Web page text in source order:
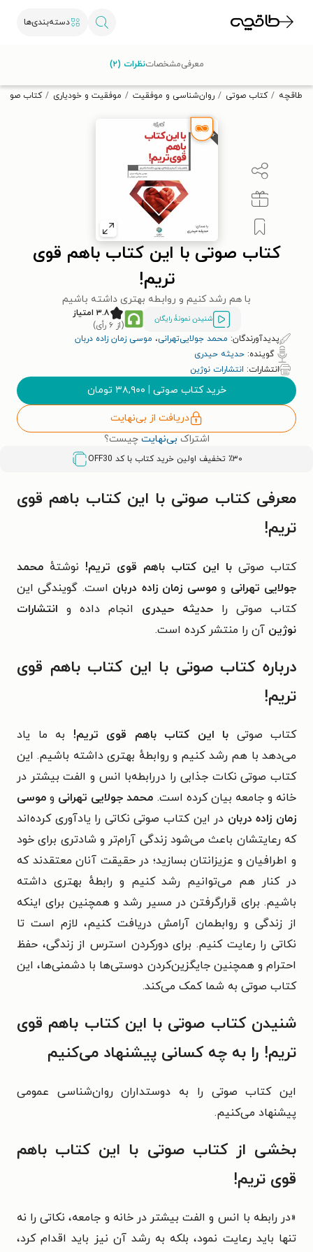
دسته‌بندی‌ها
تخفیف از طاقچه دریافت کن.
طاقچه کتاب صوتی روان‌شناسی و موفقیت موفقیت و خودیاری کتاب صوتی
کتاب صوتی با این کتاب باهم قوی
تریم!
با هم رشد کنیم و روابطه بهتری داشته باشیم
شنیدن نمونۀ رایگان
۳.۸ امتیاز
(از ۶ رأی)
پدیدآورندگان: محمد جولایی‌تهرانی، موسی زمان زاده دربان
گوینده: حدیثه حیدری
انتشارات: انتشارات نوژین
خرید کتاب صوتی | ۳۸,۹۰۰ تومان
دریافت از بی‌نهایت
اشتراک بی‌نهایت چیست؟
٪۳۰ تخفیف اولین خرید کتاب با کد OFF30
معرفیمشخصاتنظرات (۲)
معرفی کتاب صوتی با این کتاب باهم قوی
تریم!
کتاب صوتی با این کتاب باهم قوی تریم! نوشتهٔ محمد
جولایی تهرانی وموسی زمان زاده دربان است. گویندگی این
کتاب صوتی را حدیثه حیدری انجام داده و انتشارات
نوژین آن را منتشر کرده است.
درباره کتاب صوتی با این کتاب باهم قوی
تریم!
کتاب صوتی با این کتاب باهم قوی تریم! به ما یاد
می‌دهد با هم رشد کنیم و روابطهٔ بهتری داشته باشیم. این
کتاب صوتی نکات جذابی را دررابطه‌با انس و الفت بیشتر در
خانه و جامعه بیان کرده است. محمد جولایی تهرانی و موسی
زمان زاده دربان در این کتاب صوتی نکاتی را یادآوری کرده‌اند
که رعایتشان باعث می‌شود زندگی آرام‌تر و شادتری برای خود
و اطرافیان و عزیزانتان بسازید؛ در حقیقت آنان معتقدند که
در کنار هم می‌توانیم رشد کنیم و رابطهٔ بهتری داشته
باشیم. برای قرارگرفتن در مسیر رشد و همچنین برای اینکه
از زندگی و روابطمان آرامش دریافت کنیم، لازم است تا
نکاتی را رعایت کنیم. برای دورکردن استرس از زندگی، حفظ
احترام و همچنین جایگزین‌کردن دوستی‌ها با دشمنی‌ها، این
کتاب صوتی به شما کمک می‌کند.
شنیدن کتاب صوتی با این کتاب باهم قوی
تریم! را به چه کسانی پیشنهاد می‌کنیم
این کتاب صوتی را به دوستداران روان‌شناسی عمومی
پیشنهاد می‌کنیم.
بخشی از کتاب صوتی با این کتاب باهم
قوی تریم!
«در رابطه با انس و الفت بیشتر در خانه و جامعه، نکاتی را نه
تنها باید رعایت نمود، بلکه به رشد آن نیز باید اقدام کرد،